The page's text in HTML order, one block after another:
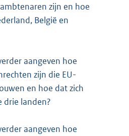
zijn en hoe
België en
aangeven hoe
zijn die EU-
en hoe dat zich
drie landen?
aangeven hoe